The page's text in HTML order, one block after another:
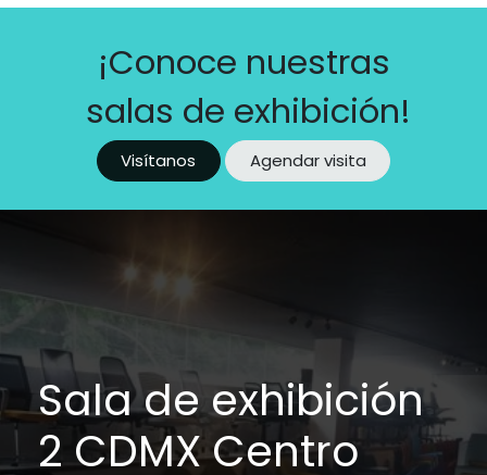
¡Conoce nuestras
salas de exhibición!
Visítanos Agendar visita
Sala de exhibición
2 CDMX Centro